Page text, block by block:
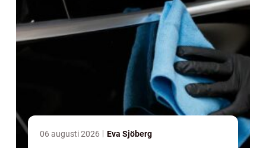
06 augusti 2026 Eva Sjöberg